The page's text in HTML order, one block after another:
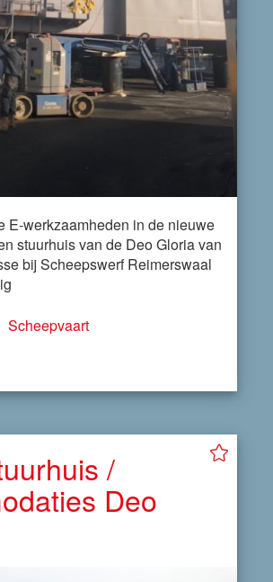
E-werkzaamheden in de nieuwe
stuurhuis van de Deo Gloria van
bij Scheepswerf Reimerswaal
Scheepvaart
/
Deo